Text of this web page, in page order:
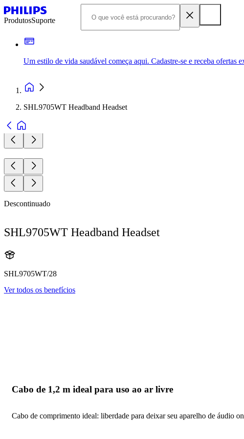
ProdutosSuporte
Um estilo de vida saudável começa aqui. Cadastre-se e receba ofertas
SHL9705WT Headband Headset
Descontinuado
SHL9705WT Headband Headset
SHL9705WT/28
Ver todos os benefícios
Cabo de 1,2 m ideal para uso ao ar livre
Cabo de comprimento ideal: liberdade para deixar seu aparelho de áudio